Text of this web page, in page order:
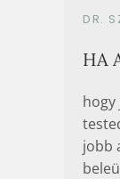
DR.
HA
jobb